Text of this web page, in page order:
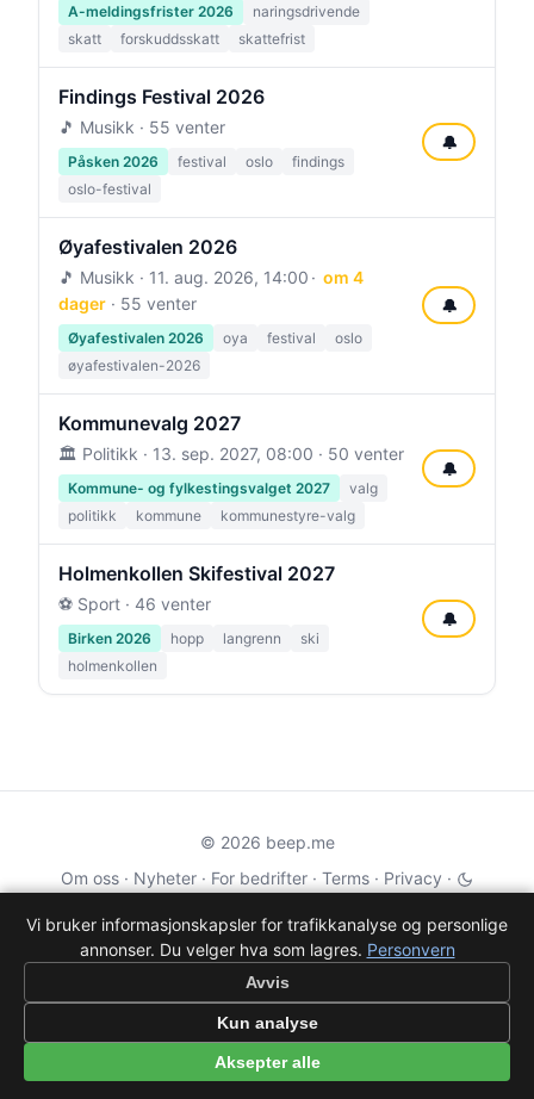
A-meldingsfrister 2026
naringsdrivende
skatt
forskuddsskatt skattefrist
Findings Festival 2026
🎵 Musikk · 55 venter
Påsken 2026 festival oslo
findings
oslo-festival
🔔
Øyafestivalen 2026
🎵 Musikk · 11. aug. 2026, 14:00
om 4
dager · 55 venter
Øyafestivalen 2026 oya festival
oslo
øyafestivalen-2026
🔔
Kommunevalg 2027
🏛️ Politikk · 13. sep. 2027, 08:00 · 50 venter
Kommune- og fylkestingsvalget 2027
valg
politikk
kommune kommunestyre-valg
🔔
Holmenkollen Skifestival 2027
⚽ Sport · 46 venter
Birken 2026 hopp langrenn
ski
holmenkollen
🔔
© 2026 beep.me
Om oss · Nyheter · For bedrifter · Terms · Privacy ·
Wikidata OMDb
Data from TMDB, Wikidata & OMDb. Not endorsed or certified by these
services.
Part of EPAK Vibes·Contact
Personvern|beep.me — reminders gone social
Vi bruker informasjonskapsler for trafikkanalyse og personlige
annonser. Du velger hva som lagres. Personvern
Avvis
Kun analyse
Aksepter alle